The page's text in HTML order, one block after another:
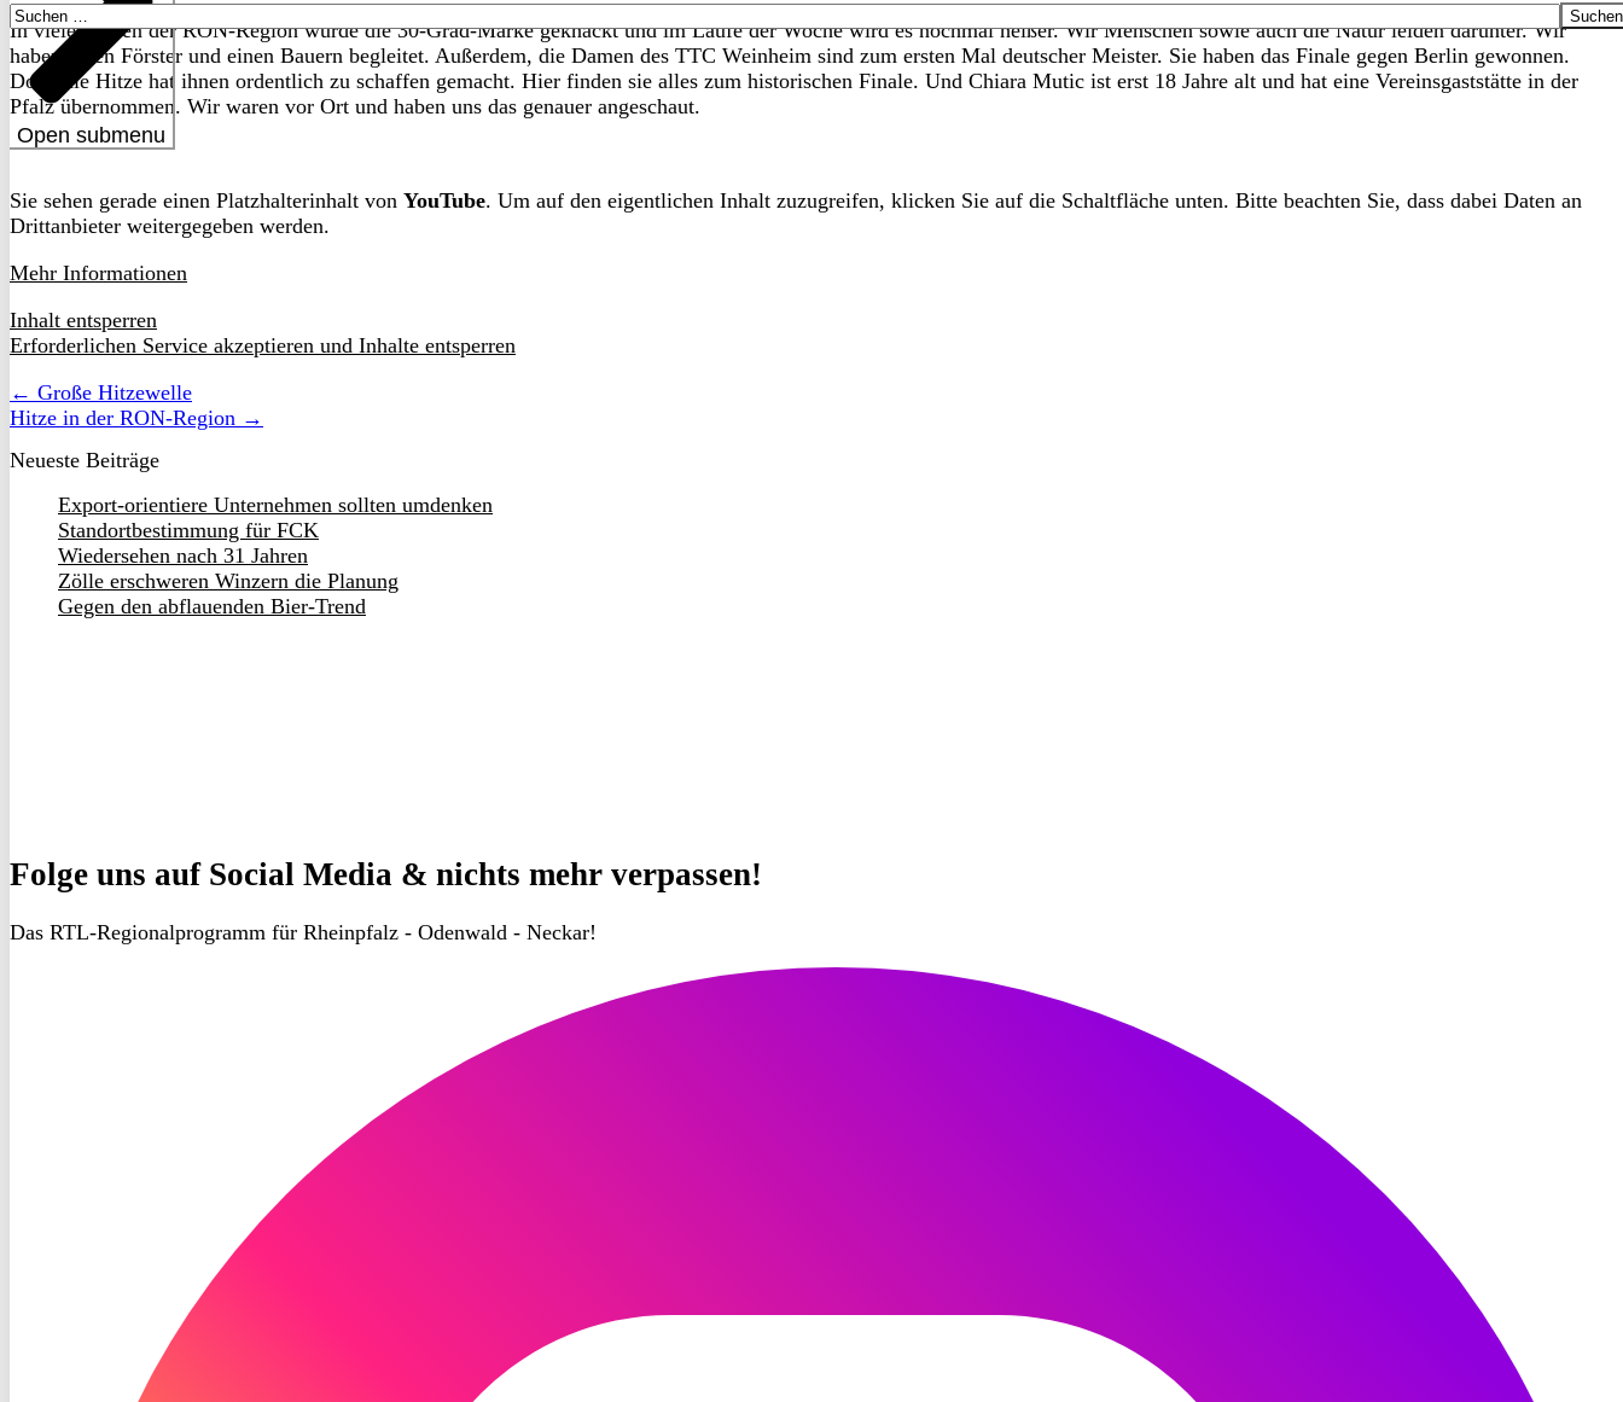
Open submenu
Suchen
nach:
In vielen Orten der RON-Region wurde die 30-Grad-Marke geknackt und im Laufe der Woche wird es nochmal heißer. Wir Menschen sowie auch die Natur leiden darunter. Wir
haben einen Förster und einen Bauern begleitet. Außerdem, die Damen des TTC Weinheim sind zum ersten Mal deutscher Meister. Sie haben das Finale gegen Berlin gewonnen.
Doch die Hitze hat ihnen ordentlich zu schaffen gemacht. Hier finden sie alles zum historischen Finale. Und Chiara Mutic ist erst 18 Jahre alt und hat eine Vereinsgaststätte in der
Pfalz übernommen. Wir waren vor Ort und haben uns das genauer angeschaut.
Sie sehen gerade einen Platzhalterinhalt von YouTube. Um auf den eigentlichen Inhalt zuzugreifen, klicken Sie auf die Schaltfläche unten. Bitte beachten Sie, dass dabei Daten an
Drittanbieter weitergegeben werden.
Mehr Informationen
Inhalt entsperren
Erforderlichen Service akzeptieren und Inhalte entsperren
← Große Hitzewelle
Hitze in der RON-Region →
Neueste Beiträge
Export-orientiere Unternehmen sollten umdenken
Standortbestimmung für FCK
Wiedersehen nach 31 Jahren
Zölle erschweren Winzern die Planung
Gegen den abflauenden Bier-Trend
Folge uns auf Social Media & nichts mehr verpassen!
Das RTL-Regionalprogramm für Rheinpfalz - Odenwald - Neckar!